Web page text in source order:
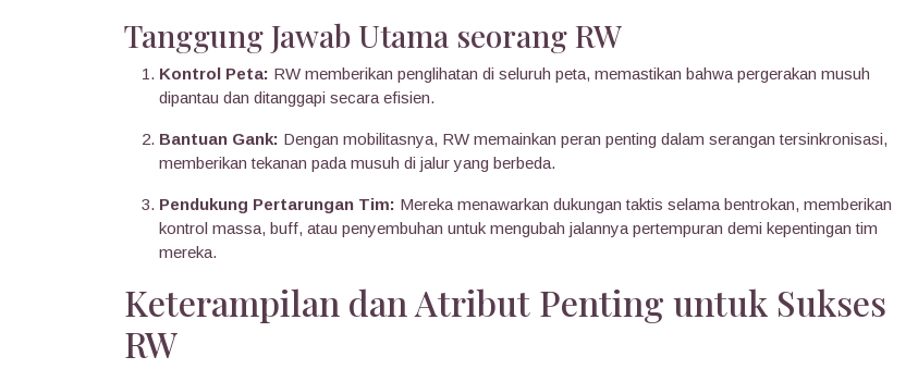
Tanggung Jawab Utama seorang RW
Kontrol Peta: RW memberikan penglihatan di seluruh peta, memastikan bahwa pergerakan musuh
dipantau dan ditanggapi secara efisien.
Bantuan Gank: Dengan mobilitasnya, RW memainkan peran penting dalam serangan tersinkronisasi,
memberikan tekanan pada musuh di jalur yang berbeda.
Pendukung Pertarungan Tim: Mereka menawarkan dukungan taktis selama bentrokan, memberikan
kontrol massa, buff, atau penyembuhan untuk mengubah jalannya pertempuran demi kepentingan tim
mereka.
Keterampilan dan Atribut Penting untuk Sukses
RW